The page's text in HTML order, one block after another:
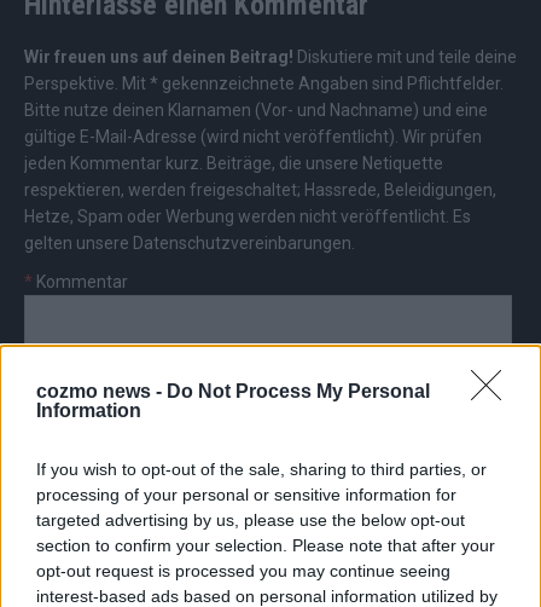
cozmo news - Do Not Process My Personal
Information
If you wish to opt-out of the sale, sharing to third parties, or
processing of your personal or sensitive information for
targeted advertising by us, please use the below opt-out
section to confirm your selection. Please note that after your
opt-out request is processed you may continue seeing
interest-based ads based on personal information utilized by
Wir freuen uns auf deinen Beitrag! Diskutiere mit und teile deine
Perspektive. Mit * gekennzeichnete Angaben sind Pflichtfelder.
Bitte nutze deinen Klarnamen (Vor- und Nachname) und eine
gültige E-Mail-Adresse (wird nicht veröffentlicht). Wir prüfen
jeden Kommentar kurz. Beiträge, die unsere Netiquette
respektieren, werden freigeschaltet; Hassrede, Beleidigungen,
Hetze, Spam oder Werbung werden nicht veröffentlicht. Es
gelten unsere Datenschutzvereinbarungen
* Kommentar
E-Mail